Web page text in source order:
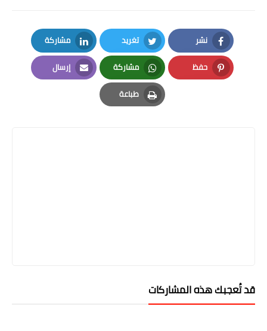
نشر
Facebook
تغريد
Twitter
مشاركة
LinkedIn
حفظ
Pinterest
مشاركة
Whatsapp
إرسال
Email
طباعة
Print
قد تُعجبك هذه المشاركات